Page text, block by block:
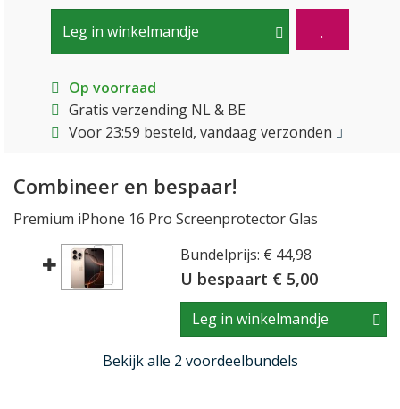
Leg in winkelmandje
Op voorraad
Gratis verzending NL & BE
Voor 23:59 besteld, vandaag verzonden
Combineer en bespaar!
Premium iPhone 16 Pro Screenprotector Glas
Bundelprijs: € 44,98
U bespaart € 5,00
Leg in winkelmandje
Bekijk alle 2 voordeelbundels